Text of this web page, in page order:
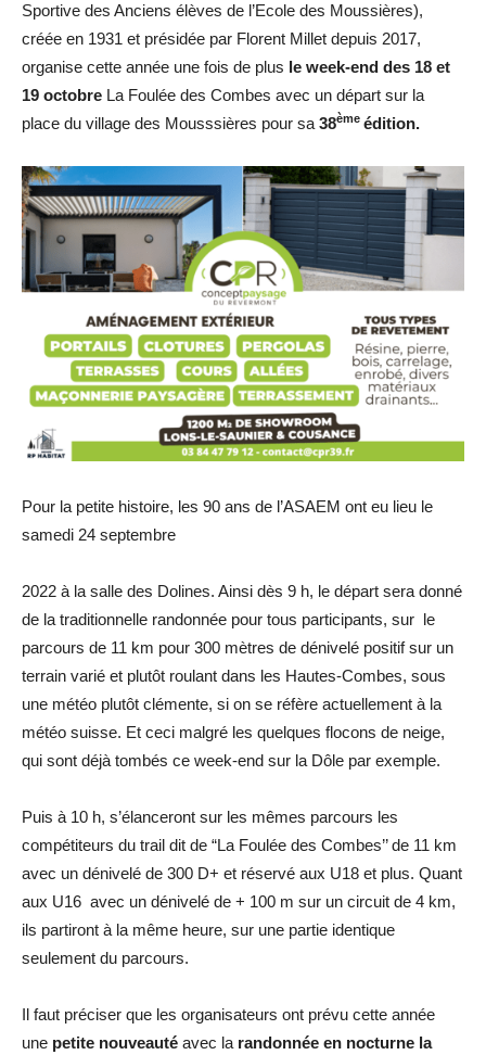
Sportive des Anciens élèves de l’Ecole des Moussières),
créée en 1931 et présidée par Florent Millet depuis 2017,
organise cette année une fois de plus le week-end des 18 et
19 octobre La Foulée des Combes avec un départ sur la
place du village des Mousssières pour sa 38ème édition.
Pour la petite histoire, les 90 ans de l’ASAEM ont eu lieu le
samedi 24 septembre
2022 à la salle des Dolines. Ainsi dès 9 h, le départ sera donné
de la traditionnelle randonnée pour tous participants, sur le
parcours de 11 km pour 300 mètres de dénivelé positif sur un
terrain varié et plutôt roulant dans les Hautes-Combes, sous
une météo plutôt clémente, si on se réfère actuellement à la
météo suisse. Et ceci malgré les quelques flocons de neige,
qui sont déjà tombés ce week-end sur la Dôle par exemple.
Puis à 10 h, s’élanceront sur les mêmes parcours les
compétiteurs du trail dit de “La Foulée des Combes’’ de 11 km
avec un dénivelé de 300 D+ et réservé aux U18 et plus. Quant
aux U16 avec un dénivelé de + 100 m sur un circuit de 4 km,
ils partiront à la même heure, sur une partie identique
seulement du parcours.
Il faut préciser que les organisateurs ont prévu cette année
une petite nouveauté avec la randonnée en nocturne la